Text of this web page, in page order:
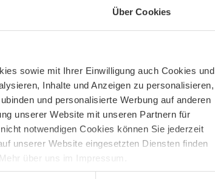
Über Cookies
sowie mit Ihrer Einwilligung auch Cookies und
Inhalte und Anzeigen zu personalisieren,
und personalisierte Werbung auf anderen
unserer Website mit unseren Partnern für
notwendigen Cookies können Sie jederzeit
unserer Website eingesetzten Diensten finden
über uns im Impressum.